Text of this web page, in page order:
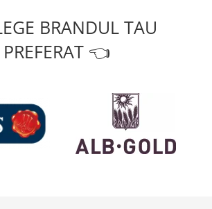
BRANDUL TAU
PREFERAT 👈